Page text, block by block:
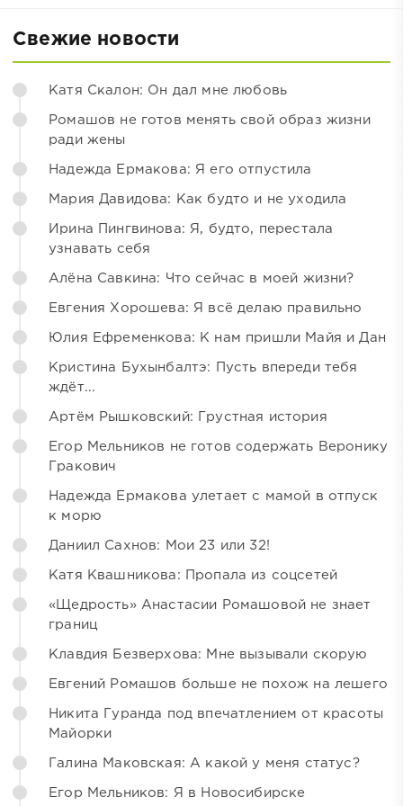
Свежие новости
Катя Скалон: Он дал мне любовь
Ромашов не готов менять свой образ жизни
ради жены
Надежда Ермакова: Я его отпустила
Мария Давидова: Как будто и не уходила
Ирина Пингвинова: Я, будто, перестала
узнавать себя
Алёна Савкина: Что сейчас в моей жизни?
Евгения Хорошева: Я всё делаю правильно
Юлия Ефременкова: К нам пришли Майя и Дан
Кристина Бухынбалтэ: Пусть впереди тебя
ждёт...
Артём Рышковский: Грустная история
Егор Мельников не готов содержать Веронику
Гракович
Надежда Ермакова улетает с мамой в отпуск
к морю
Даниил Сахнов: Мои 23 или 32!
Катя Квашникова: Пропала из соцсетей
«Щедрость» Анастасии Ромашовой не знает
границ
Клавдия Безверхова: Мне вызывали скорую
Евгений Ромашов больше не похож на лешего
Никита Гуранда под впечатлением от красоты
Майорки
Галина Маковская: А какой у меня статус?
Егор Мельников: Я в Новосибирске